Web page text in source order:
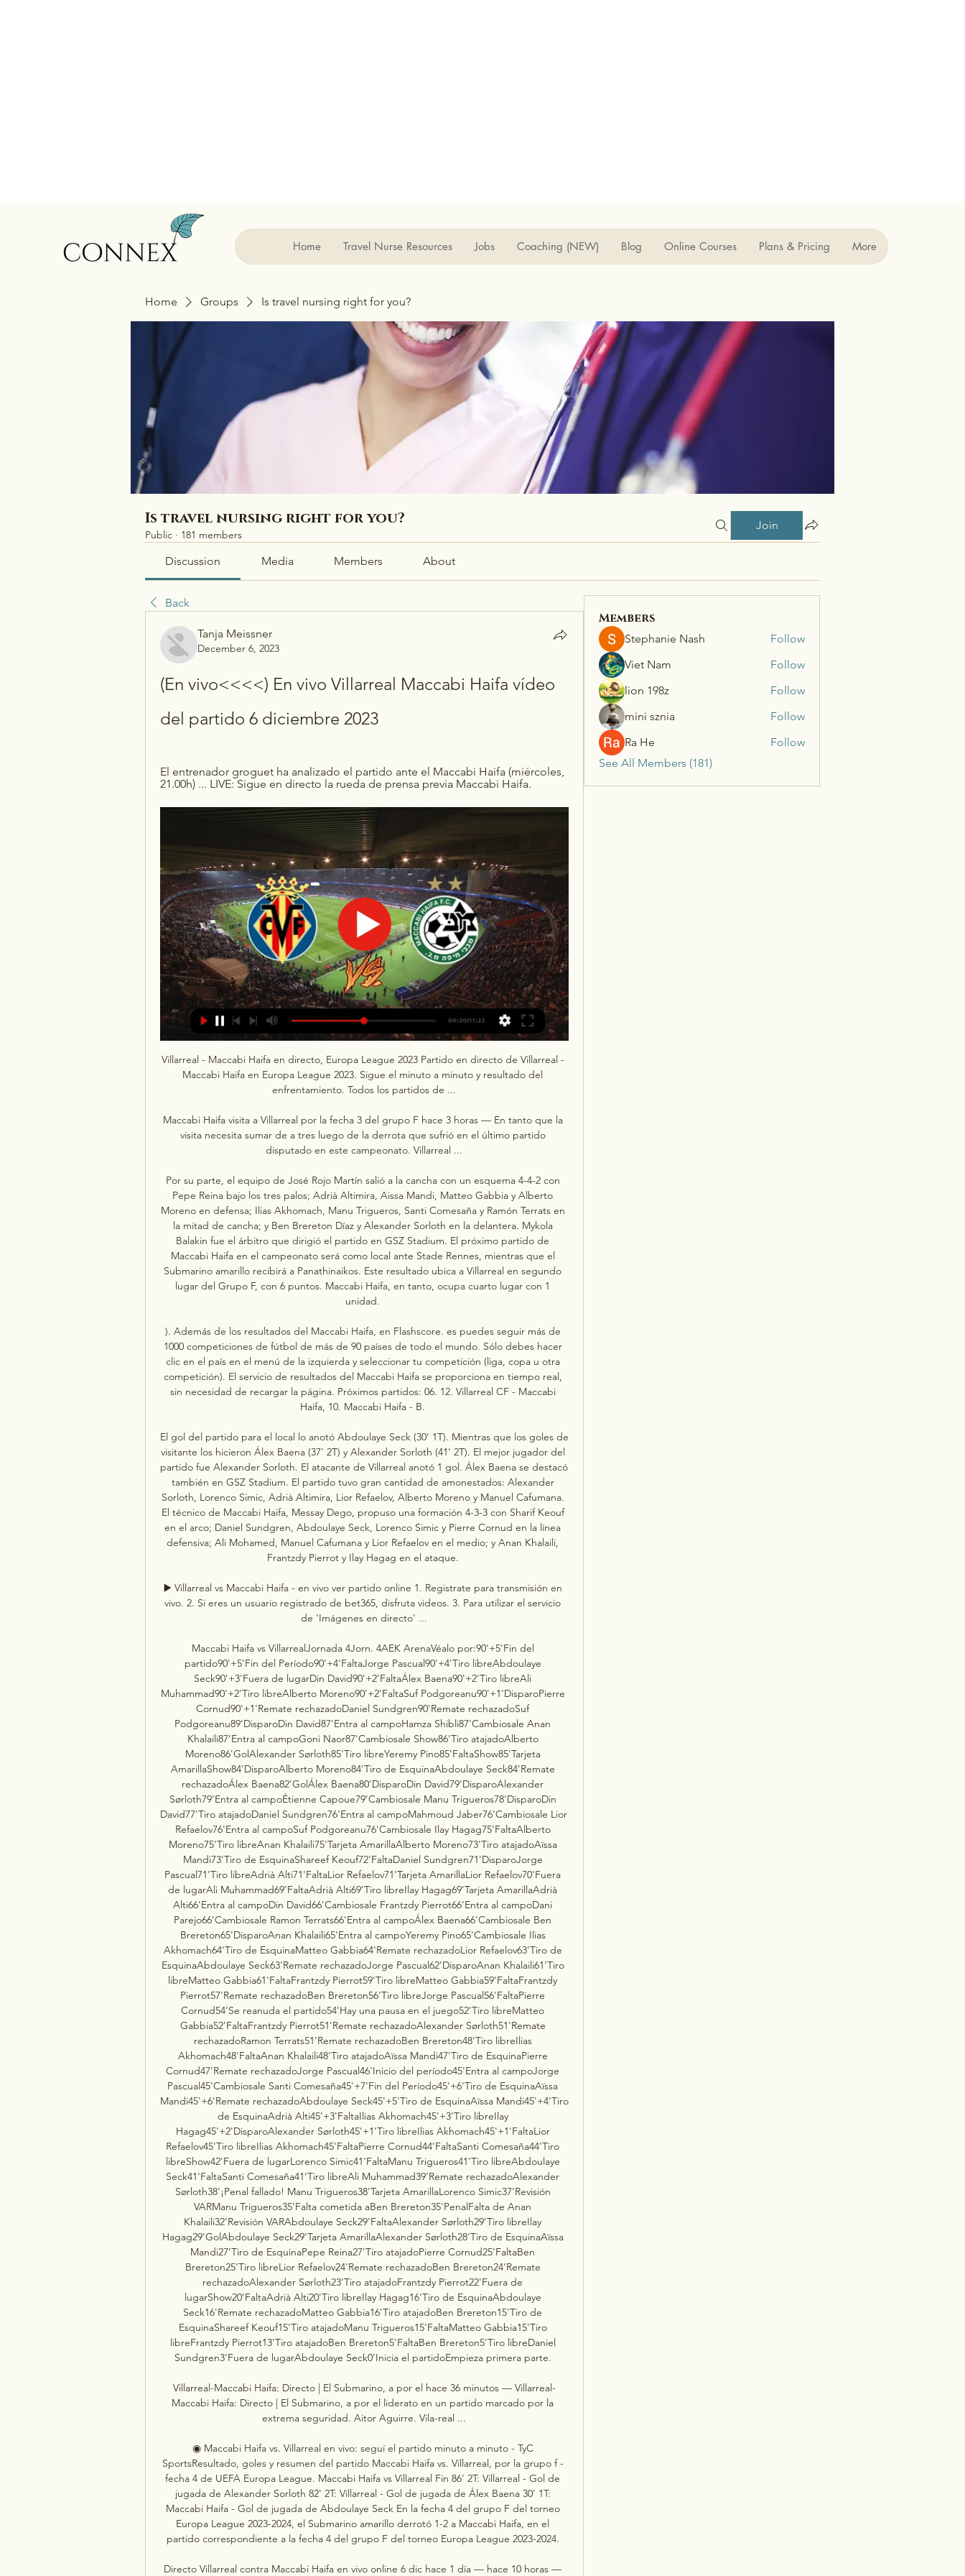
Home Travel Nurse Resources Jobs Coaching (NEW) Blog Online Courses Plans & Pricing More
Home Groups Is travel nursing right for you?
Is travel nursing right for you?
Public · 181 members
Join
Discussion Media Members About
Back
Tanja Meissner
December 6, 2023
(En vivo<<<<) En vivo Villarreal Maccabi Haifa vídeo
del partido 6 diciembre 2023
El entrenador groguet ha analizado el partido ante el Maccabi Haifa (miércoles,
21.00h) ... LIVE: Sigue en directo la rueda de prensa previa Maccabi Haifa.
Villarreal - Maccabi Haifa en directo, Europa League 2023 Partido en directo de Villarreal - Maccabi Haifa en Europa League 2023. Sigue el minuto a minuto y resultado del enfrentamiento. Todos los partidos de ...

Maccabi Haifa visita a Villarreal por la fecha 3 del grupo F hace 3 horas — En tanto que la visita necesita sumar de a tres luego de la derrota que sufrió en el último partido disputado en este campeonato. Villarreal ...

Por su parte, el equipo de José Rojo Martín salió a la cancha con un esquema 4-4-2 con Pepe Reina bajo los tres palos; Adrià Altimira, Aissa Mandi, Matteo Gabbia y Alberto Moreno en defensa; Ilias Akhomach, Manu Trigueros, Santi Comesaña y Ramón Terrats en la mitad de cancha; y Ben Brereton Díaz y Alexander Sorloth en la delantera. Mykola Balakin fue el árbitro que dirigió el partido en GSZ Stadium. El próximo partido de Maccabi Haifa en el campeonato será como local ante Stade Rennes, mientras que el Submarino amarillo recibirá a Panathinaikos. Este resultado ubica a Villarreal en segundo lugar del Grupo F, con 6 puntos. Maccabi Haifa, en tanto, ocupa cuarto lugar con 1 unidad. 

). Además de los resultados del Maccabi Haifa, en Flashscore. es puedes seguir más de 1000 competiciones de fútbol de más de 90 países de todo el mundo. Sólo debes hacer clic en el país en el menú de la izquierda y seleccionar tu competición (liga, copa u otra competición). El servicio de resultados del Maccabi Haifa se proporciona en tiempo real, sin necesidad de recargar la página. Próximos partidos: 06. 12. Villarreal CF - Maccabi Haifa, 10. Maccabi Haifa - B. 

El gol del partido para el local lo anotó Abdoulaye Seck (30' 1T). Mientras que los goles de visitante los hicieron Álex Baena (37' 2T) y Alexander Sorloth (41' 2T). El mejor jugador del partido fue Alexander Sorloth. El atacante de Villarreal anotó 1 gol. Álex Baena se destacó también en GSZ Stadium. El partido tuvo gran cantidad de amonestados: Alexander Sorloth, Lorenco Simic, Adrià Altimira, Lior Refaelov, Alberto Moreno y Manuel Cafumana. El técnico de Maccabi Haifa, Messay Dego, propuso una formación 4-3-3 con Sharif Keouf en el arco; Daniel Sundgren, Abdoulaye Seck, Lorenco Simic y Pierre Cornud en la línea defensiva; Ali Mohamed, Manuel Cafumana y Lior Refaelov en el medio; y Anan Khalaili, Frantzdy Pierrot y Ilay Hagag en el ataque. 

▶️ Villarreal vs Maccabi Haifa - en vivo ver partido online 1. Registrate para transmisión en vivo. 2. Si eres un usuario registrado de bet365, disfruta videos. 3. Para utilizar el servicio de 'Imágenes en directo' ...

Maccabi Haifa vs VillarrealJornada 4Jorn. 4AEK ArenaVéalo por:90'+5'Fin del partido90'+5'Fin del Período90'+4'FaltaJorge Pascual90'+4'Tiro libreAbdoulaye Seck90'+3'Fuera de lugarDin David90'+2'FaltaÁlex Baena90'+2'Tiro libreAli Muhammad90'+2'Tiro libreAlberto Moreno90'+2'FaltaSuf Podgoreanu90'+1'DisparoPierre Cornud90'+1'Remate rechazadoDaniel Sundgren90'Remate rechazadoSuf Podgoreanu89'DisparoDin David87'Entra al campoHamza Shibli87'Cambiosale Anan Khalaili87'Entra al campoGoni Naor87'Cambiosale Show86'Tiro atajadoAlberto Moreno86'GolAlexander Sørloth85'Tiro libreYeremy Pino85'FaltaShow85'Tarjeta AmarillaShow84'DisparoAlberto Moreno84'Tiro de EsquinaAbdoulaye Seck84'Remate rechazadoÁlex Baena82'GolÁlex Baena80'DisparoDin David79'DisparoAlexander Sørloth79'Entra al campoÉtienne Capoue79'Cambiosale Manu Trigueros78'DisparoDin David77'Tiro atajadoDaniel Sundgren76'Entra al campoMahmoud Jaber76'Cambiosale Lior Refaelov76'Entra al campoSuf Podgoreanu76'Cambiosale Ilay Hagag75'FaltaAlberto Moreno75'Tiro libreAnan Khalaili75'Tarjeta AmarillaAlberto Moreno73'Tiro atajadoAïssa Mandi73'Tiro de EsquinaShareef Keouf72'FaltaDaniel Sundgren71'DisparoJorge Pascual71'Tiro libreAdrià Alti71'FaltaLior Refaelov71'Tarjeta AmarillaLior Refaelov70'Fuera de lugarAli Muhammad69'FaltaAdrià Alti69'Tiro libreIlay Hagag69'Tarjeta AmarillaAdrià Alti66'Entra al campoDin David66'Cambiosale Frantzdy Pierrot66'Entra al campoDani Parejo66'Cambiosale Ramon Terrats66'Entra al campoÁlex Baena66'Cambiosale Ben Brereton65'DisparoAnan Khalaili65'Entra al campoYeremy Pino65'Cambiosale Ilias Akhomach64'Tiro de EsquinaMatteo Gabbia64'Remate rechazadoLior Refaelov63'Tiro de EsquinaAbdoulaye Seck63'Remate rechazadoJorge Pascual62'DisparoAnan Khalaili61'Tiro libreMatteo Gabbia61'FaltaFrantzdy Pierrot59'Tiro libreMatteo Gabbia59'FaltaFrantzdy Pierrot57'Remate rechazadoBen Brereton56'Tiro libreJorge Pascual56'FaltaPierre Cornud54'Se reanuda el partido54'Hay una pausa en el juego52'Tiro libreMatteo Gabbia52'FaltaFrantzdy Pierrot51'Remate rechazadoAlexander Sørloth51'Remate rechazadoRamon Terrats51'Remate rechazadoBen Brereton48'Tiro libreIlias Akhomach48'FaltaAnan Khalaili48'Tiro atajadoAïssa Mandi47'Tiro de EsquinaPierre Cornud47'Remate rechazadoJorge Pascual46'Inicio del período45'Entra al campoJorge Pascual45'Cambiosale Santi Comesaña45'+7'Fin del Período45'+6'Tiro de EsquinaAïssa Mandi45'+6'Remate rechazadoAbdoulaye Seck45'+5'Tiro de EsquinaAïssa Mandi45'+4'Tiro de EsquinaAdrià Alti45'+3'FaltaIlias Akhomach45'+3'Tiro libreIlay Hagag45'+2'DisparoAlexander Sørloth45'+1'Tiro libreIlias Akhomach45'+1'FaltaLior Refaelov45'Tiro libreIlias Akhomach45'FaltaPierre Cornud44'FaltaSanti Comesaña44'Tiro libreShow42'Fuera de lugarLorenco Simic41'FaltaManu Trigueros41'Tiro libreAbdoulaye Seck41'FaltaSanti Comesaña41'Tiro libreAli Muhammad39'Remate rechazadoAlexander Sørloth38'¡Penal fallado! Manu Trigueros38'Tarjeta AmarillaLorenco Simic37'Revisión VARManu Trigueros35'Falta cometida aBen Brereton35'PenalFalta de Anan Khalaili32'Revisión VARAbdoulaye Seck29'FaltaAlexander Sørloth29'Tiro libreIlay Hagag29'GolAbdoulaye Seck29'Tarjeta AmarillaAlexander Sørloth28'Tiro de EsquinaAïssa Mandi27'Tiro de EsquinaPepe Reina27'Tiro atajadoPierre Cornud25'FaltaBen Brereton25'Tiro libreLior Refaelov24'Remate rechazadoBen Brereton24'Remate rechazadoAlexander Sørloth23'Tiro atajadoFrantzdy Pierrot22'Fuera de lugarShow20'FaltaAdrià Alti20'Tiro libreIlay Hagag16'Tiro de EsquinaAbdoulaye Seck16'Remate rechazadoMatteo Gabbia16'Tiro atajadoBen Brereton15'Tiro de EsquinaShareef Keouf15'Tiro atajadoManu Trigueros15'FaltaMatteo Gabbia15'Tiro libreFrantzdy Pierrot13'Tiro atajadoBen Brereton5'FaltaBen Brereton5'Tiro libreDaniel Sundgren3'Fuera de lugarAbdoulaye Seck0'Inicia el partidoEmpieza primera parte. 

Villarreal-Maccabi Haifa: Directo | El Submarino, a por el hace 36 minutos — Villarreal-Maccabi Haifa: Directo | El Submarino, a por el liderato en un partido marcado por la extrema seguridad. Aitor Aguirre. Vila-real ...

◉ Maccabi Haifa vs. Villarreal en vivo: seguí el partido minuto a minuto - TyC SportsResultado, goles y resumen del partido Maccabi Haifa vs. Villarreal, por la grupo f - fecha 4 de UEFA Europa League. Maccabi Haifa vs Villarreal Fin 86' 2T: Villarreal - Gol de jugada de Alexander Sorloth 82' 2T: Villarreal - Gol de jugada de Álex Baena 30' 1T: Maccabi Haifa - Gol de jugada de Abdoulaye Seck En la fecha 4 del grupo F del torneo Europa League 2023-2024, el Submarino amarillo derrotó 1-2 a Maccabi Haifa, en el partido correspondiente a la fecha 4 del grupo F del torneo Europa League 2023-2024. 

Directo Villarreal contra Maccabi Haifa en vivo online 6 dic hace 1 día — hace 10 horas — Horario del Villarreal – Panathinaikos y dónde ver el partido de Europa League hoy en vivo online y por televisión. marcadores en directo .

34' 2T: Cambio en VillarrealSale Manuel Trigueros Muñoz, entra Étienne Capoue. 31' 2T: Cambio en Maccabi HaifaSale Lior Refaelov, entra Mahmoud Jaber. 31' 2T: Cambio en Maccabi HaifaSale Ilay Hagag, entra Suf Podgoreanu. 30' 2T: Tarjeta amarilla para Alberto Moreno PérezEl árbitro saca una tarjeta amarilla para Alberto Moreno Pérez. Villarreal tiene 3 jugadores amonestados. 26' 2T: Tarjeta amarilla para Lior RefaelovEl árbitro saca una tarjeta amarilla para Lior Refaelov. Maccabi Haifa tiene 2 jugadores amonestados. 

Maccabi Haifa vs. Villarreal: goles y resumen del partidoTerminó el partido entre Maccabi Haifa y VillarrealVillarreal se impuso por 2 a 1 con goles de Álex Baena y Alexander Sorloth. El gol de Maccabi Haifa lo hizo Abdoulaye Seck. 42' 2T: Cambio en Maccabi HaifaSale Manuel Cafumana, entra Goni Naor. 42' 2T: Cambio en Maccabi HaifaSale Anan Khalaili, entra Hamza Shibli. 41' 2T: Gol de VillarrealAlexander Sorloth pone a Villarreal 2 a 1 frente a Maccabi Haifa. 40' 2T: Tarjeta amarilla para Manuel Luis da Silva CafumanaEl árbitro saca una tarjeta amarilla para Manuel Luis da Silva Cafumana. Maccabi Haifa tiene 3 jugadores amonestados. 37' 2T: Gol de VillarrealÁlex Baena pone a Villarreal 1 a 1 frente a Maccabi Haifa. 

Comenzó el segundo tiempo entre Maccabi Haifa y VillarrealMaccabi Haifa le gana a Villarreal por 1 a 0 con gol de Abdoulaye Seck. Terminó el primer tiempo entre Maccabi Haifa y VillarrealMaccabi Haifa le gana a Villarreal por 1 a 0 con gol de Abdoulaye Seck. 38' 1T: Tarjeta amarilla para Lorenco SimicEl árbitro saca una tarjeta amarilla para Lorenco Simic. Maccabi Haifa tiene un jugador amonestado. 30' 1T: Gol de Maccabi HaifaAbdoulaye Seck pone a Maccabi Haifa 1 a 0 frente a Villarreal. 29' 1T: Tarjeta amarilla para Alexander SorlothEl árbitro saca una tarjeta amarilla para Alexander Sorloth. 

Villarreal tiene un jugador amonestado. Comenzó el partido entre Maccabi Haifa y VillarrealYa juegan en el estadio AEK Arena Georgios Karapatakis por la grupo f - fecha 4 de UEFA Europa League. Los capitanes de Maccabi Haifa y Villarreal para el partido por UEFA Europa LeagueDurante el partido de hoy por UEFA Europa League, en Maccabi Haifa el capitán del equipo será Lior Refaelov mientras que en Villarreal será Manu Trigueros. Formación de Maccabi Haifa confirmadaTitulares(40) Sharif Kaiuf(2) Daniel Sundgren(30) Abdoulaye Seck(44) Lorenco Simic(27) Pierre Cornud(4) Ali Mohamed(5) Manuel Cafumana(11) Lior Refaelov(25) Anan Khalaili(9) Frantzdy Pierrot(28) Ilay HajajSuplentes(16) Itamar Nitzan(77) Royie Fucs(3) Sean Go
Members
Stephanie Nash
Follow
Viet Nam
Follow
lion 198z
Follow
mini sznia
Follow
Ra He
Follow
See All Members (181)